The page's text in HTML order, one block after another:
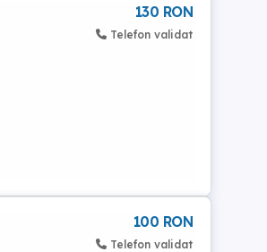
130 RON
Telefon validat
100 RON
Telefon validat